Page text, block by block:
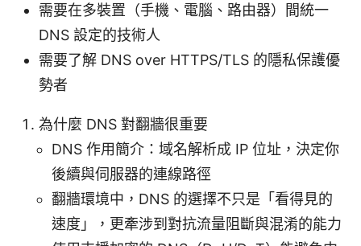
需要在多裝置（手機、電腦、路由器）間統一
DNS 設定的技術人
需要了解 DNS over HTTPS/TLS 的隱私保護優
勢者
為什麼 DNS 對翻牆很重要
DNS 作用簡介：域名解析成 IP 位址，決定你
後續與伺服器的連線路徑
翻牆環境中，DNS 的選擇不只是「看得見的
速度」，更牽涉到對抗流量阻斷與混淆的能力